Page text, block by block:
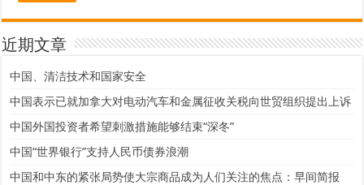
近期文章
中国、清洁技术和国家安全
中国表示已就加拿大对电动汽车和金属征收关税向世贸组织提出上诉
中国外国投资者希望刺激措施能够结束“深冬”
中国“世界银行”支持人民币债券浪潮
中国和中东的紧张局势使大宗商品成为人们关注的焦点：早间简报